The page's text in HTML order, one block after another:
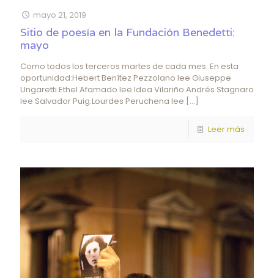
mayo 21, 2019
Sitio de poesía en la Fundación Benedetti:
mayo
Como todos los terceros martes de cada mes. En esta
oportunidad:Hebert Benítez Pezzolano lee Giuseppe
Ungaretti.Ethel Afamado lee Idea Vilariño.Andrés Stagnaro
lee Salvador Puig.Lourdes Peruchena lee […]
Leer más